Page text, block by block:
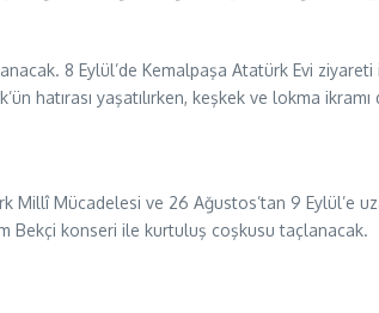
8 Eylül’de Kemalpaşa Atatürk Evi
hatırası yaşatılırken, keşkek ve lokma ikramı
Millî Mücadelesi ve 26 Ağustos’tan 9 Eylül’e
Bekçi konseri ile kurtuluş coşkusu taçlanacak.